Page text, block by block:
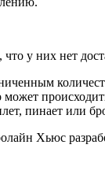
что у них нет
пинает или
Хьюс